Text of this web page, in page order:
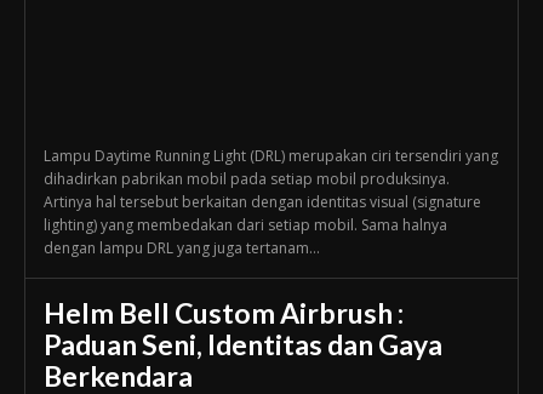
Lampu Daytime Running Light (DRL) merupakan ciri tersendiri yang
dihadirkan pabrikan mobil pada setiap mobil produksinya.
Artinya hal tersebut berkaitan dengan identitas visual (signature
lighting) yang membedakan dari setiap mobil. Sama halnya
dengan lampu DRL yang juga tertanam...
Helm Bell Custom Airbrush :
Paduan Seni, Identitas dan Gaya
Berkendara